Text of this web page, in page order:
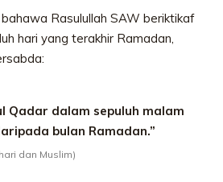
Rasulullah SAW beriktikaf
hari yang terakhir Ramadan,
Qadar dalam sepuluh malam
bulan Ramadan.”
dan Muslim)